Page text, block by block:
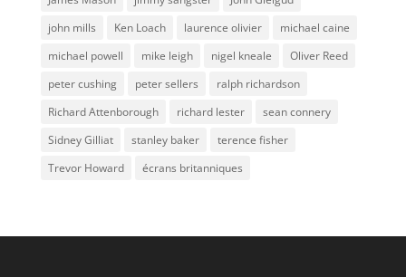
john mills
Ken Loach laurence olivier
michael caine
michael powell
mike leigh nigel kneale
Oliver Reed
peter cushing
peter sellers
ralph richardson
Richard Attenborough
richard lester
sean connery
Sidney Gilliat
stanley baker
terence fisher
Trevor Howard
écrans britanniques